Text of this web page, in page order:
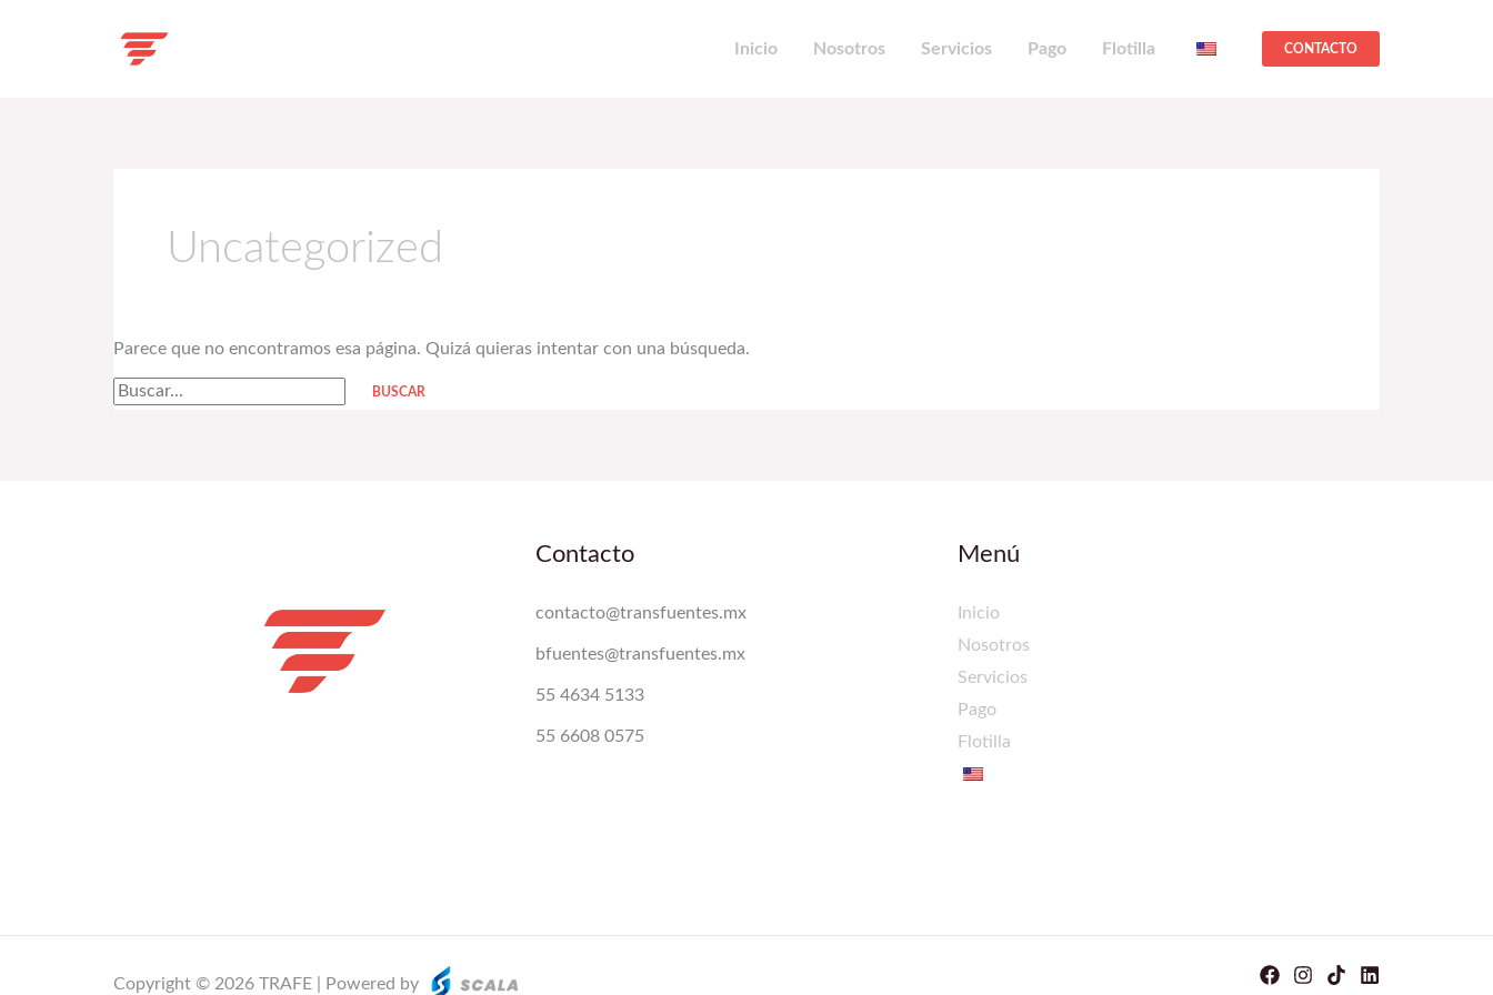
Inicio Nosotros Servicios Pago Flotilla CONTACTO
Uncategorized
Parece que no encontramos esa página. Quizá quieras intentar con una búsqueda.
Contacto
contacto@transfuentes.mx
bfuentes@transfuentes.mx
55 4634 5133
55 6608 0575
Menú
Inicio
Nosotros
Servicios
Pago
Flotilla
Copyright © 2026 TRAFE | Powered by